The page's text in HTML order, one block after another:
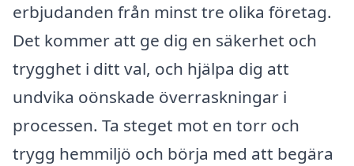
erbjudanden från minst tre olika företag.
Det kommer att ge dig en säkerhet och
trygghet i ditt val, och hjälpa dig att
undvika oönskade överraskningar i
processen. Ta steget mot en torr och
trygg hemmiljö och börja med att begära